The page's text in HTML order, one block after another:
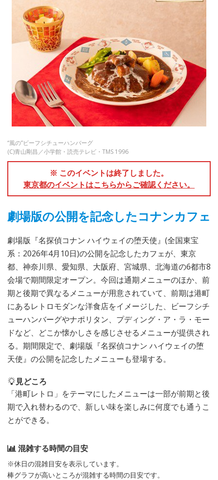
“風の”ビーフシチューハンバーグ
(C)青山剛昌／小学館・読売テレビ・TMS 1996
※ このイベントは終了しました。
東京都のイベントはこちらからご確認ください。
劇場版の公開を記念したコナンカフェ
劇場版『名探偵コナン ハイウェイの堕天使』(全国東宝
系：2026年4月10日)の公開を記念したカフェが、東京
都、神奈川県、愛知県、大阪府、宮城県、北海道の6都市8
会場で期間限定オープン。今回は通期メニューのほか、前
期と後期で異なるメニューが用意されていて、前期は港町
にあるレトロモダンな洋食店をイメージした、ビーフシチ
ューハンバーグやナポリタン、プディング・ア・ラ・モー
ドなど、どこか懐かしさを感じさせるメニューが提供され
る。期間限定で、劇場版『名探偵コナン ハイウェイの堕
天使』の公開を記念したメニューも登場する。
見どころ
「港町レトロ」をテーマにしたメニューは一部が前期と後
期で入れ替わるので、新しい味を楽しみに何度でも通うこ
とができる。
混雑する時間の目安
※休日の混雑目安を表示しています。
棒グラフが高いところが混雑する時間の目安です。